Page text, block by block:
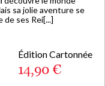
sa jolie aventure se
ses Rei[...]
Édition Cartonnée
14,90 €